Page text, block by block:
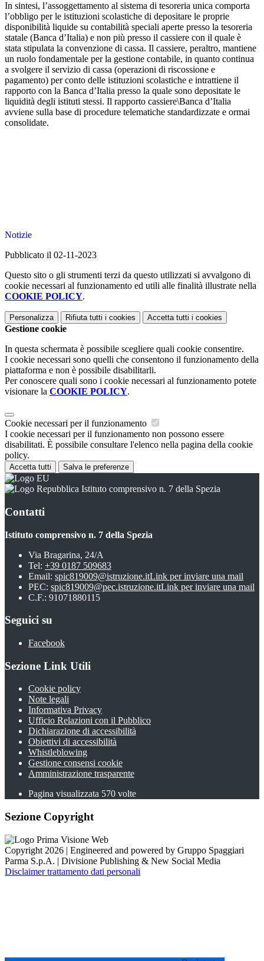
In sintesi, l’assoggettamento al sistema di tesoreria unica comporta
l’obbligo per le istituzioni scolastiche di depositare le proprie
disponibilità liquide su contabilità speciali aperte presso la tesoreria
statale (Banca d’Italia) e non più presso il cassiere con il quale è
stata stipulata la convenzione di cassa. Il cassiere, peraltro, mantiene
un ruolo fondamentale per la gestione contabile, in quanto continua
a svolgere il servizio di cassa (operazioni di riscossione e
pagamento) per conto delle istituzioni scolastiche e intrattiene il
rapporto con la Banca d’Italia presso la quale sono depositate le
liquidità degli istituti stessi. Il rapporto cassiere\Banca d’Italia
avviene sulla base di procedure telematiche standardizzate e ormai
consolidate.
Notizie
Pubblicato il 02-11-2023
Questo sito o gli strumenti terzi da questo utilizzati si avvalgono di
cookie necessari al funzionamento ed utili alle finalità illustrate nella
COOKIE POLICY.
Personalizza Rifiuta tutti i cookies Accetta tutti i cookies
Gestione cookie
In questa schermata è possibile scegliere quali cookie consentire.
I cookie necessari sono quelli che consentono il funzionamento della
piattaforma e non è possibile disabilitarli.
Per conoscere quali sono i cookie necessari al funzionamento potete
visionare la COOKIE POLICY.
Cookie necessari per il funzionamento
I cookie necessari per il funzionamento non possono essere
disabilitati. È possibile consultare l'elenco nella pagina della cookie
policy.
Accetta tutti Salva le preferenze
Istituto comprensivo n. 7 della Spezia
Contatti
Istituto comprensivo n. 7 della Spezia
Via Bragarina, 24/A
Tel: +39 0187 509683
Email: spic819009@istruzione.itLink per inviare una mail
PEC: spic819009@pec.istruzione.itLink per inviare una mail
C.F.: 91071880115
Seguici su
Facebook
Sezione Link Utili
Cookie policy
Note legali
Informativa Privacy
Ufficio Relazioni con il Pubblico
Dichiarazione di accessibilità
Obiettivi di accessibilità
Whistleblowing
Gestione consensi cookie
Amministrazione trasparente
Pagina visualizzata 570 volte
Sezione Copyright
Copyright 2026 | Engineered and powered by Gruppo Spaggiari
Parma S.p.A. | Divisione Publishing & New Social Media
Disclaimer trattamento dati personali